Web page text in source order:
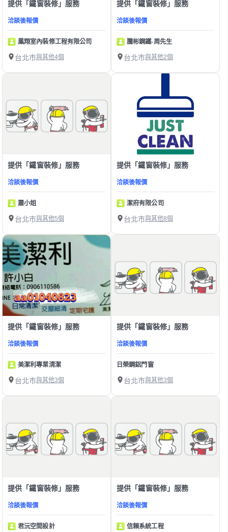
提供「鐵窗裝修」服務
洽談後報價
鳳翔室內裝修工程有限公司
台北市與其他4個
提供「鐵窗裝修」服務
洽談後報價
騰彬鋼鐵-周先生
台北市與其他2個
提供「鐵窗裝修」服務
洽談後報價
蕭小姐
台北市與其他5個
提供「鐵窗裝修」服務
洽談後報價
潔府有限公司
台北市與其他8個
提供「鐵窗裝修」服務
洽談後報價
美潔利專業清潔
台北市與其他3個
提供「鐵窗裝修」服務
洽談後報價
日榮鋼鋁門窗
台北市與其他3個
提供「鐵窗裝修」服務
洽談後報價
君沅空間設計
提供「鐵窗裝修」服務
洽談後報價
信賴系統工程